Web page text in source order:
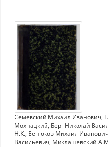
Толстой
Дмитрий
Андреевич
(1823–
1889)
Семевский Михаил Иванович,
Мохнацкий, Берг Николай
Н.К., Венюков Михаил Иванович
Васильевич, Миклашевский